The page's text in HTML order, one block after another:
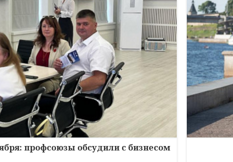
профсоюзы обсудили с бизнесом